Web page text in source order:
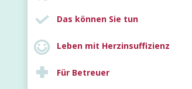
Das können Sie tun
Leben mit Herzinsuffizienz
Für Betreuer